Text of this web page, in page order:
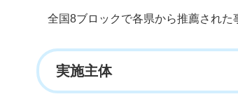
全国8ブロックで各県から推薦された
実施主体